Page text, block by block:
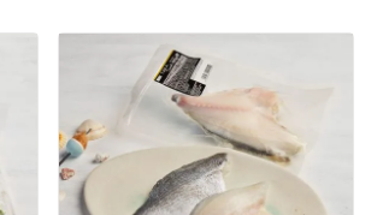
Gamba Austral mitjana
40/60 peces